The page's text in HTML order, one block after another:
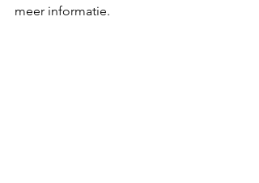
meer informatie.